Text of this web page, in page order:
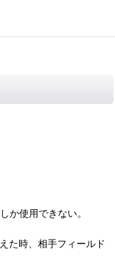
か使用できない。
た時、相手フィールド